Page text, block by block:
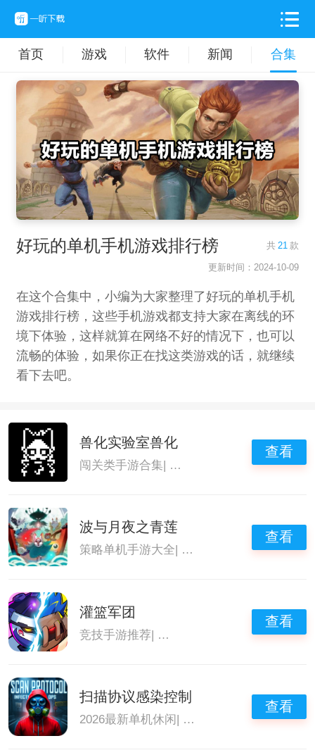
首页 游戏 软件 新闻 合集
好玩的单机手机游戏排行榜 共 21 款
更新时间：2024-10-09
在这个合集中，小编为大家整理了好玩的单机手机
游戏排行榜，这些手机游戏都支持大家在离线的环
境下体验，这样就算在网络不好的情况下，也可以
流畅的体验，如果你正在找这类游戏的话，就继续
看下去吧。
兽化实验室兽化
闯关类手游合集| 闯关逃脱游戏 好玩的单机
查看
波与月夜之青莲
策略单机手游大全 高品质单机手游|pc移植
查看
灌篮军团
竞技手游推荐| 好玩的单机手机游戏排|好玩
查看
扫描协议感染控制
2026最新单机休闲 好玩的单机手机游戏排|
查看